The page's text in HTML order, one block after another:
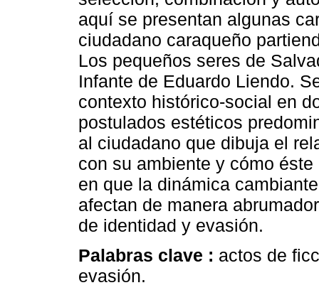
aquí se presentan algunas
ciudadano caraqueño
Los pequeños seres de
Infante de Eduardo Liendo.
contexto histórico-social en
postulados estéticos
al ciudadano que dibuja el
con su ambiente y cómo
en que la dinámica
afectan de manera
de identidad y evasión.
Palabras clave : actos de
evasión.